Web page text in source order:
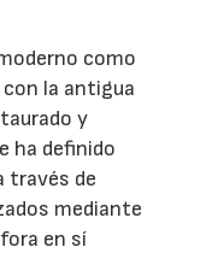
como
la antigua
y
ha definido
través de
mediante
en sí